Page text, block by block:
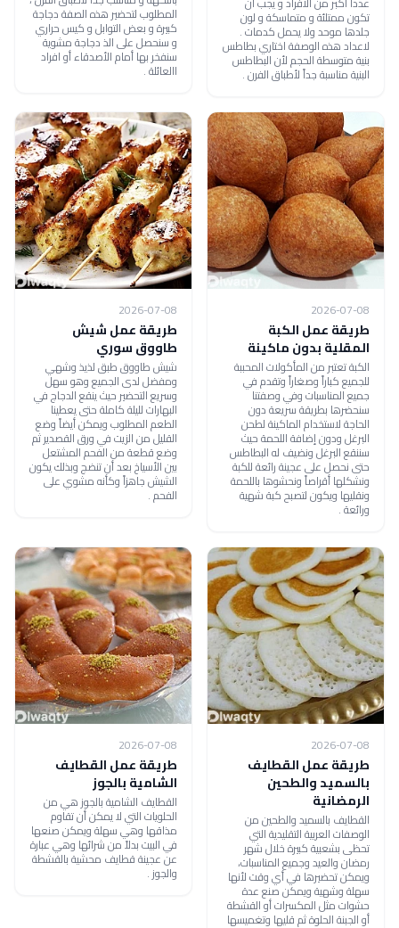
تكون ممتلئة و متماسكة و لون
جلدها موحد ولا يحمل كدمات .
لاعداد هذه الوصفة اختاري بطاطس
بنية متوسطة الحجم لأن البطاطس
البنية مناسبة جداً لأطباق الفرن .
المطلوب لتحضير هذه الصفة دجاجة
كبيرة و بعض التوابل و كيس حراري
و سنحصل على الذ دجاجة مشوية
سنفخر بها أمام الأصدقاء أو افراد
االعائلة .
2026-07-08
طريقة عمل الكبة
المقلية بدون ماكينة
الكبة تعتبر من المأكولات المحببة
للجميع كباراً وصغاراً وتقدم في
جميع المناسبات وفي وصفتنا
سنحضرها بطريقة سريعة دون
الحاجة لاستخدام الماكينة لطحن
البرغل ودون إضافة اللحمة حيث
سننقع البرغل ونضيف له البطاطس
حتى نحصل على عجينة رائعة للكبة
ونشكلها أقراصاً ونحشوها باللحمة
ونقليها ويكون لتصبح كبة شهية
ورائعة .
2026-07-08
طريقة عمل شيش
طاووق سوري
شيش طاووق طبق لذيذ وشهي
ومفضل لدى الجميع وهو سهل
وسريع التحضير حيث ينقع الدجاج في
البهارات لليلة كاملة حتى يعطينا
الطعم المطلوب ويمكن أيضاً وضع
القليل من الزيت في ورق القصدير ثم
وضع قطعة من الفحم المشتعل
بين الأسياخ بعد أن تنضج وبذلك يكون
الشيش جاهزاً وكأنه مشوي على
الفحم .
2026-07-08
طريقة عمل القطايف
بالسميد والطحين
الرمضانية
القطايف بالسميد والطحين من
الوصفات العربية التقليدية التي
تحظى بشعبية كبيرة خلال شهر
رمضان والعيد وجميع المناسبات،
ويمكن تحضيرها في أي وقت لأنها
سهلة وشهية ويمكن صنع عدة
حشوات مثل المكسرات أو القشطة
أو الجبنة الحلوة ثم قليها وتغميسها
2026-07-08
طريقة عمل القطايف
الشامية بالجوز
القطايف الشامية بالجوز هي من
الحلويات التي لا يمكن أن تقاوم
مذاقها وهي سهلة ويمكن صنعها
في البيت بدلاً من شرائها وهي عبارة
عن عجينة قطايف محشية بالقشطة
والجوز .